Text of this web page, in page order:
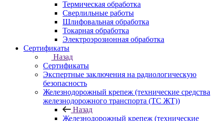
Термическая обработка
Сверлильные работы
Шлифовальная обработка
Токарная обработка
Электроэрозионная обработка
Сертификаты
Назад
Сертификаты
Экспертные заключения на радиологическую
безопасность
Железнодорожный крепеж (технические средства
железнодорожного транспорта (ТС ЖТ))
Назад
Железнодорожный крепеж (технические